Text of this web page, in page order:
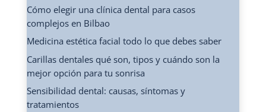
Cómo elegir una clínica dental para casos
complejos en Bilbao
Medicina estética facial todo lo que debes saber
Carillas dentales qué son, tipos y cuándo son la
mejor opción para tu sonrisa
Sensibilidad dental: causas, síntomas y
tratamientos